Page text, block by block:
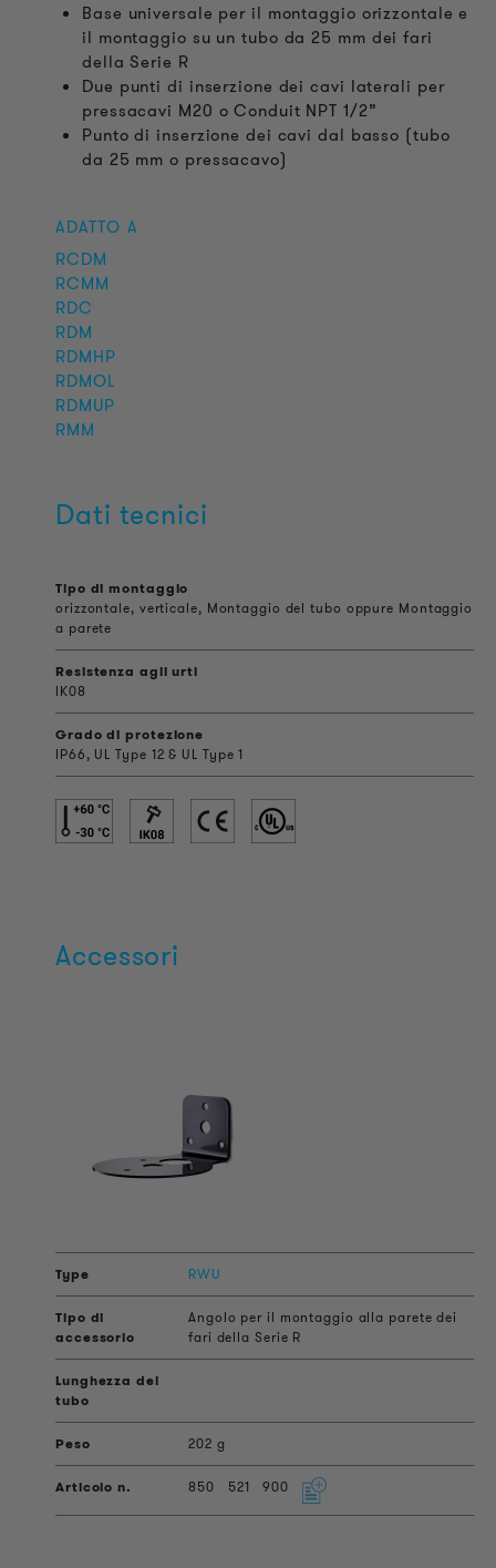
Base universale per il montaggio orizzontale e
il montaggio su un tubo da 25 mm dei fari
della Serie R
Due punti di inserzione dei cavi laterali per
pressacavi M20 o Conduit NPT 1/2”
Punto di inserzione dei cavi dal basso (tubo
da 25 mm o pressacavo)
ADATTO A
RCDM
RCMM
RDC
RDM
RDMHP
RDMOL
RDMUP
RMM
Dati tecnici
Tipo di montaggio
orizzontale, verticale, Montaggio del tubo oppure Montaggio
a parete
Resistenza agli urti
IK08
Grado di protezione
IP66, UL Type 12 & UL Type 1
Accessori
RWU
Angolo per il montaggio alla parete dei
fari della Serie R
202 g
850 521 900